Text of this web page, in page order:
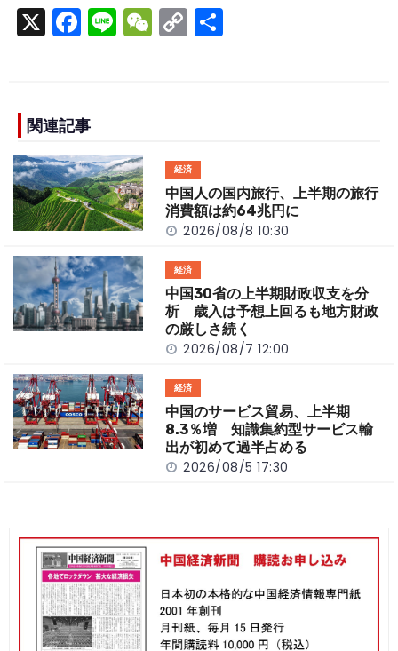
X F
a
e
b
o
o
k
Li
n
W
e
C
o
n
k
関連記事
経済
中国人の国内旅行、上半期の旅行
消費額は約64兆円に
2026/08/8 10:30
経済
中国30省の上半期財政収支を分
析 歳入は予想上回るも地方財政
の厳しさ続く
2026/08/7 12:00
経済
中国のサービス貿易、上半期
8.3％増 知識集約型サービス輸
出が初めて過半占める
2026/08/5 17:30